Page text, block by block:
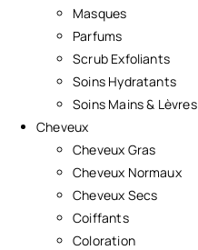
Masques
Parfums
Scrub Exfoliants
Soins Hydratants
Soins Mains & Lèvres
Cheveux
Cheveux Gras
Cheveux Normaux
Cheveux Secs
Coiffants
Coloration